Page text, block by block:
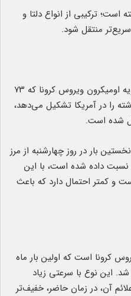
است؛ ترکیبی از انواع دلتا و
بر اساس گزارش آسوشیتدپرس، سویه اومیکرون ویروس کرونا که ۷۳
را در آمریکا تشکیل می‌دهد،
شده است.
بار در روز چهارشنبه از مرز
نسبت داده شده است، با این
و کمتر احتمال دارد که باعث
کرونا است که اولین بار ماه
این نوع با سرعتی زیاد
آن، در زمان حاضر، خفیف‌تر